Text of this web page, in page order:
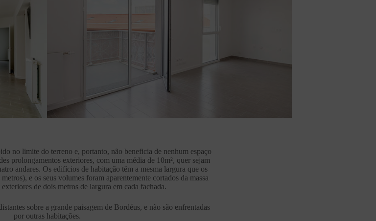
no limite do terreno e, portanto, não beneficia de nenhum espaço
prolongamentos exteriores, com uma média de 10m², quer sejam
andares. Os edifícios de habitação têm a mesma largura que os
e os seus volumes foram aparentemente cortados da massa
de dois metros de largura em cada fachada.
sobre a grande paisagem de Bordéus, e não são enfrentadas
por outras habitações.